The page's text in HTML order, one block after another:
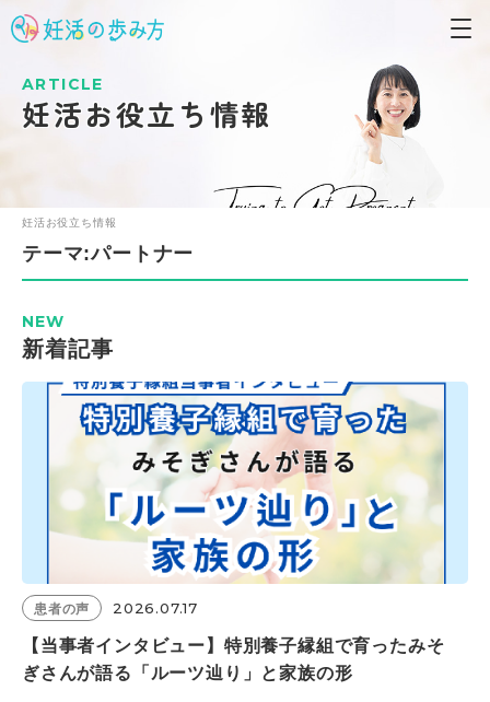
妊活お役立ち情報
ARTICLE
妊活お役立ち情報
テーマ:パートナー
NEW
新着記事
患者の声 2026.07.17
【当事者インタビュー】特別養子縁組で育ったみそ
ぎさんが語る「ルーツ辿り」と家族の形